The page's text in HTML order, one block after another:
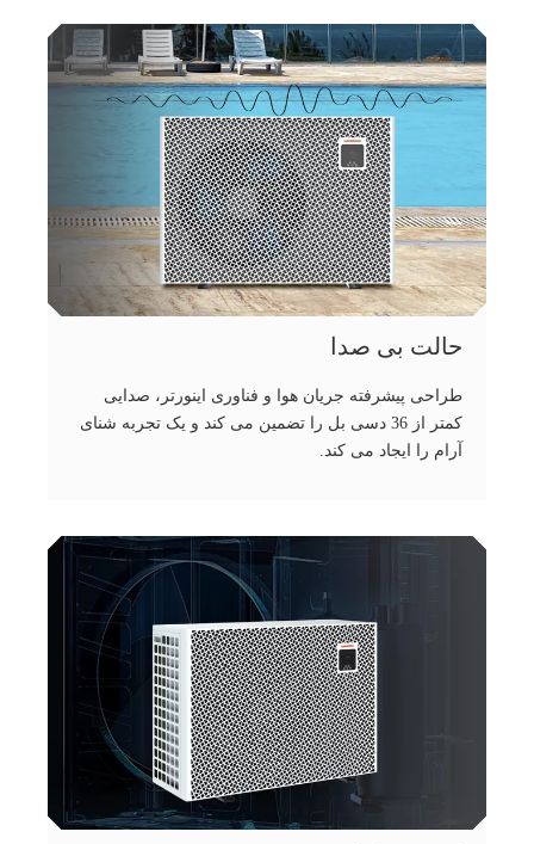
حالت بی صدا
طراحی پیشرفته جریان هوا و فناوری اینورتر، صدایی
کمتر از 36 دسی بل را تضمین می کند و یک تجربه شنای
آرام را ایجاد می کند.